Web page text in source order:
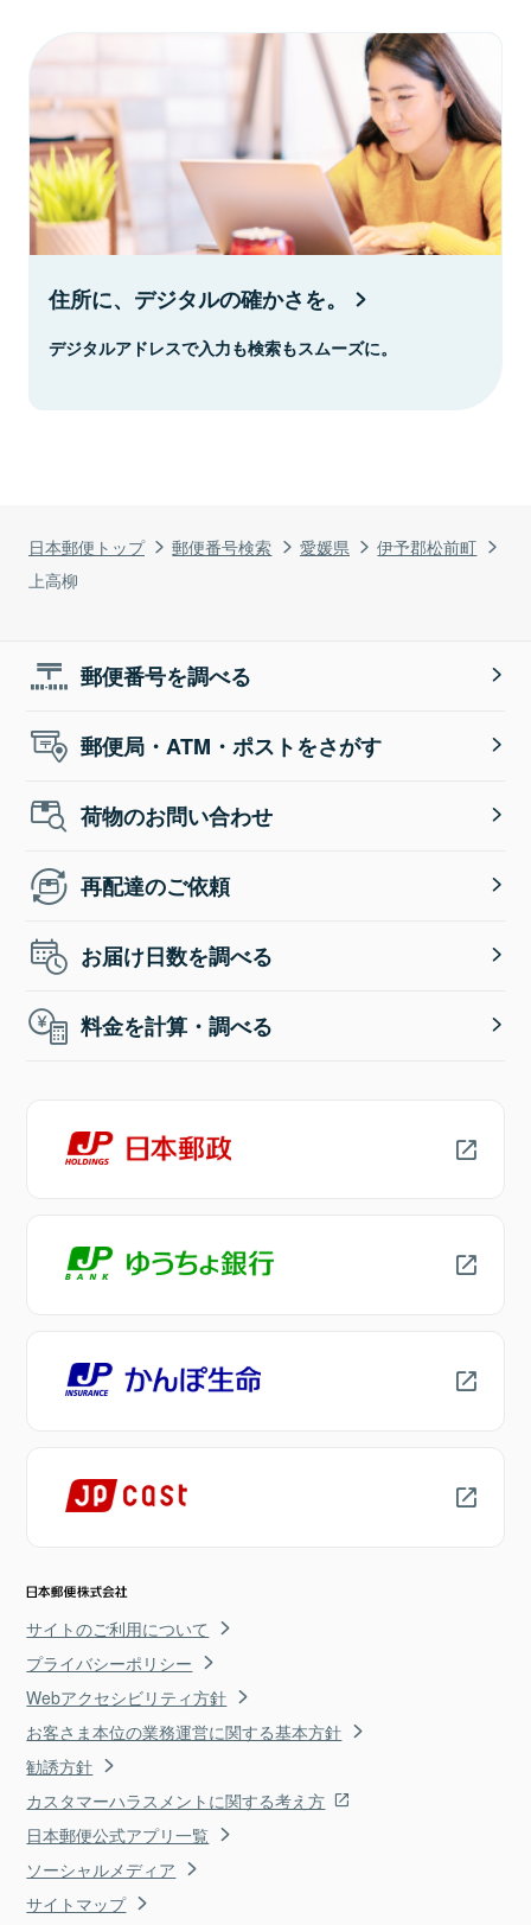
日本郵便トップ 郵便番号検索 愛媛県
伊予郡松前町
上高柳
住所に、デジタルの確かさを。
デジタルアドレスで入力も検索もスムーズに。
郵便番号を調べる
郵便局・ATM・ポストをさがす
荷物のお問い合わせ
再配達のご依頼
お届け日数を調べる
料金を計算・調べる
サイトのご利用について
プライバシーポリシー
Webアクセシビリティ方針
お客さま本位の業務運営に関する基本方針
勧誘方針
カスタマーハラスメントに関する考え方
日本郵便公式アプリ一覧
ソーシャルメディア
サイトマップ